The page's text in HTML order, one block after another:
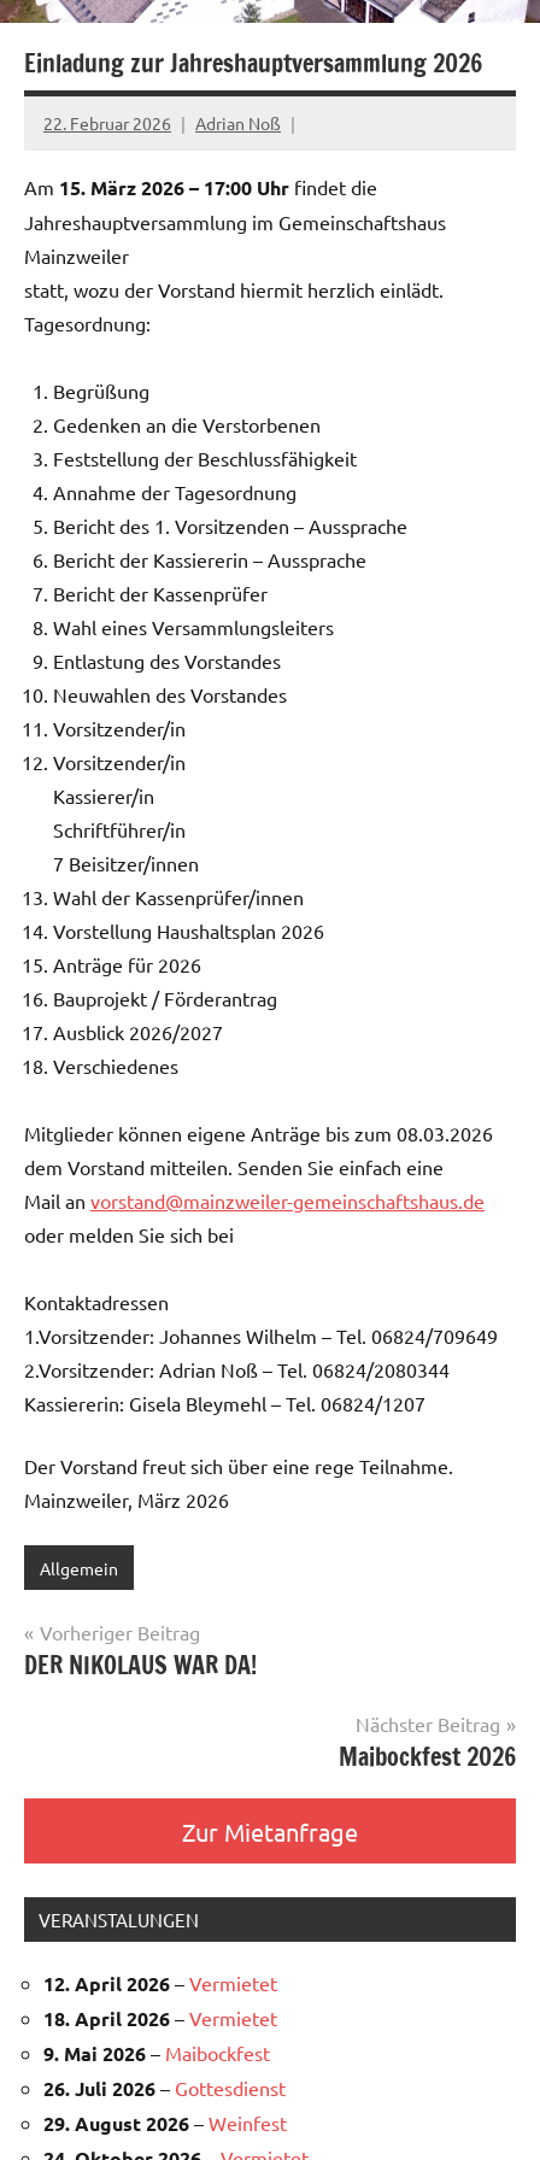
Einladung zur Jahreshauptversammlung 2026
22. Februar 2026 Adrian Noß
Am 15. März 2026 – 17:00 Uhr findet die
Jahreshauptversammlung im Gemeinschaftshaus
Mainzweiler
statt, wozu der Vorstand hiermit herzlich einlädt.
Tagesordnung:
Begrüßung
Gedenken an die Verstorbenen
Feststellung der Beschlussfähigkeit
Annahme der Tagesordnung
Bericht des 1. Vorsitzenden – Aussprache
Bericht der Kassiererin – Aussprache
Bericht der Kassenprüfer
Wahl eines Versammlungsleiters
Entlastung des Vorstandes
Neuwahlen des Vorstandes
Vorsitzender/in
Vorsitzender/in
Kassierer/in
Schriftführer/in
7 Beisitzer/innen
Wahl der Kassenprüfer/innen
Vorstellung Haushaltsplan 2026
Anträge für 2026
Bauprojekt / Förderantrag
Ausblick 2026/2027
Verschiedenes
Mitglieder können eigene Anträge bis zum 08.03.2026
dem Vorstand mitteilen. Senden Sie einfach eine
Mail an vorstand@mainzweiler-gemeinschaftshaus.de
oder melden Sie sich bei
Kontaktadressen
1.Vorsitzender: Johannes Wilhelm – Tel. 06824/709649
2.Vorsitzender: Adrian Noß – Tel. 06824/2080344
Kassiererin: Gisela Bleymehl – Tel. 06824/1207
Der Vorstand freut sich über eine rege Teilnahme.
Mainzweiler, März 2026
Allgemein
Beitragsnavigation
Vorheriger Beitrag
DER NIKOLAUS WAR DA!
Nächster Beitrag
Maibockfest 2026
Zur Mietanfrage
VERANSTALUNGEN
12. April 2026 – Vermietet
18. April 2026 – Vermietet
9. Mai 2026 – Maibockfest
26. Juli 2026 – Gottesdienst
29. August 2026 – Weinfest